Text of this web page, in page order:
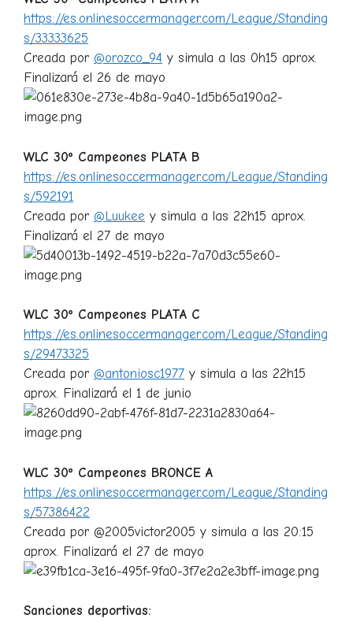
https://es.onlinesoccermanager.com/League/Standing
s/33333625
Creada por @orozco_94 y simula a las 0h15 aprox.
Finalizará el 26 de mayo
WLC 30º Campeones PLATA B
https://es.onlinesoccermanager.com/League/Standing
s/592191
Creada por @Luukee y simula a las 22h15 aprox.
Finalizará el 27 de mayo
WLC 30º Campeones PLATA C
https://es.onlinesoccermanager.com/League/Standing
s/29473325
Creada por @antoniosc1977 y simula a las 22h15
aprox. Finalizará el 1 de junio
WLC 30º Campeones BRONCE A
https://es.onlinesoccermanager.com/League/Standing
s/57386422
Creada por @2005victor2005 y simula a las 20:15
aprox. Finalizará el 27 de mayo
Sanciones deportivas: